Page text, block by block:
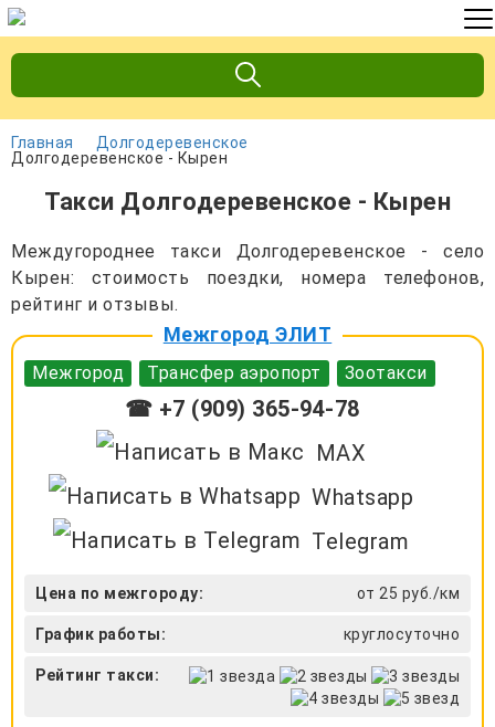
Главная
Долгодеревенское
Долгодеревенское - Кырен
Такси Долгодеревенское - Кырен
Междугороднее такси Долгодеревенское - село
Кырен: стоимость поездки, номера телефонов,
рейтинг и отзывы.
Межгород ЭЛИТ
Межгород Трансфер аэропорт Зоотакси
☎ +7 (909) 365-94-78
MAX
Whatsapp
Telegram
Цена по межгороду: от 25 руб./км
График работы: круглосуточно
Рейтинг такси: